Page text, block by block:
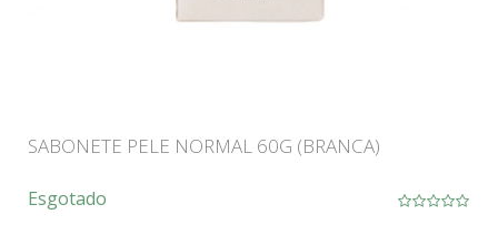
SABONETE PELE NORMAL 60G (BRANCA)
Esgotado